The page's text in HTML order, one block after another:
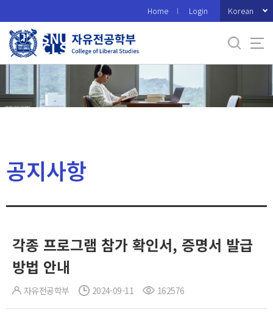
로
메
Home Login Korean
공지사항
각종 프로그램 참가 확인서, 증명서 발급
방법 안내
자유전공학부 2024-09-11 162576